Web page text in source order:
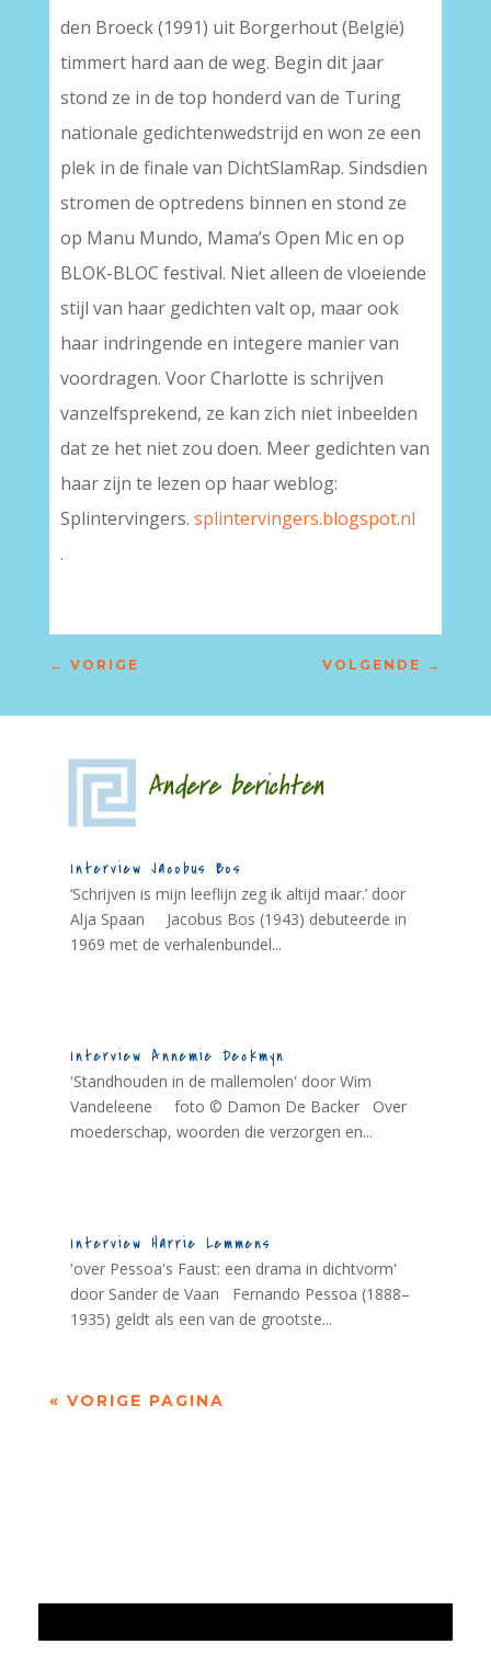
den Broeck (1991) uit Borgerhout (België)
timmert hard aan de weg. Begin dit jaar
stond ze in de top honderd van de Turing
nationale gedichtenwedstrijd en won ze een
plek in de finale van DichtSlamRap. Sindsdien
stromen de optredens binnen en stond ze
op Manu Mundo, Mama’s Open Mic en op
BLOK-BLOC festival. Niet alleen de vloeiende
stijl van haar gedichten valt op, maar ook
haar indringende en integere manier van
voordragen. Voor Charlotte is schrijven
vanzelfsprekend, ze kan zich niet inbeelden
dat ze het niet zou doen. Meer gedichten van
haar zijn te lezen op haar weblog:
Splintervingers. splintervingers.blogspot.nl
.
← VORIGE VOLGENDE →
Andere berichten
Interview Jacobus Bos
‘Schrijven is mijn leeflijn zeg ik altijd maar.’ door
Alja Spaan Jacobus Bos (1943) debuteerde in
1969 met de verhalenbundel...
Interview Annemie Deckmyn
'Standhouden in de mallemolen' door Wim
Vandeleene foto © Damon De Backer Over
moederschap, woorden die verzorgen en...
Interview Harrie Lemmens
'over Pessoa's Faust: een drama in dichtvorm'
door Sander de Vaan Fernando Pessoa (1888–
1935) geldt als een van de grootste...
« VORIGE PAGINA